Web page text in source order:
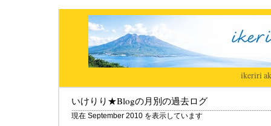
ikeriri|
いけりり★Blogの月別の過去ログ
現在 September 2010 を表示しています